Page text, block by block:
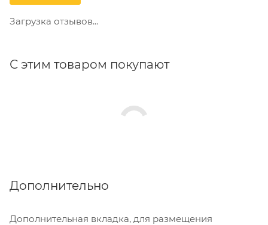
Загрузка отзывов...
С этим товаром покупают
Дополнительно
Дополнительная вкладка, для размещения